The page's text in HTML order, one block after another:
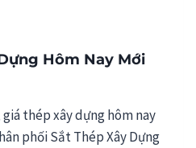
Hôm Nay Mới
thép xây dựng hôm nay
phối Sắt Thép Xây Dựng